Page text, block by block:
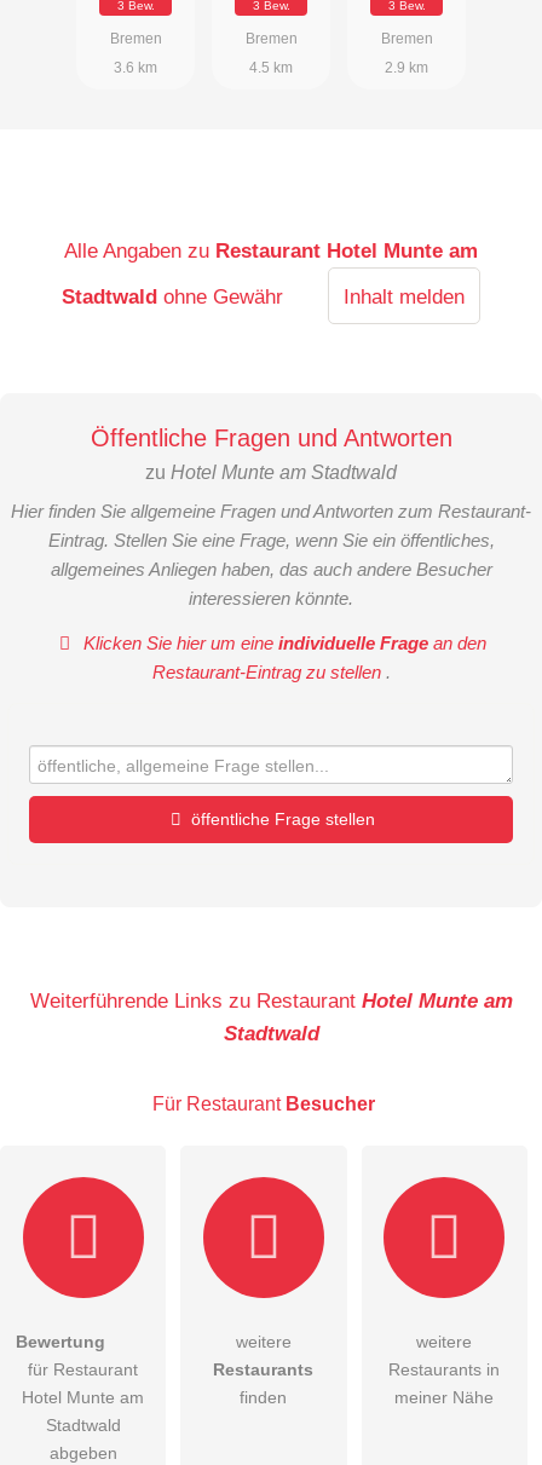
3 Bew.
Bremen
3.6 km
3 Bew.
Bremen
4.5 km
3 Bew.
Bremen
2.9 km
Alle Angaben zu Restaurant Hotel Munte am
Stadtwald ohne Gewähr Inhalt melden
Öffentliche Fragen und Antworten
zu Hotel Munte am Stadtwald
Hier finden Sie allgemeine Fragen und Antworten zum Restaurant-
Eintrag. Stellen Sie eine Frage, wenn Sie ein öffentliches,
allgemeines Anliegen haben, das auch andere Besucher
interessieren könnte.
Klicken Sie hier um eineindividuelle Frage an den
Restaurant-Eintrag zu stellen .
öffentliche Frage stellen
Die Datenschutzerklärunghabe ich zur Kenntnis genommen.
öffentliche Frage stellen
Weiterführende Links zu Restaurant Hotel Munte am
Stadtwald
Für Restaurant Besucher
Bewertung
für Restaurant
Hotel Munte am
Stadtwald
abgeben
weitere
Restaurants
finden
weitere
Restaurants in
meiner Nähe